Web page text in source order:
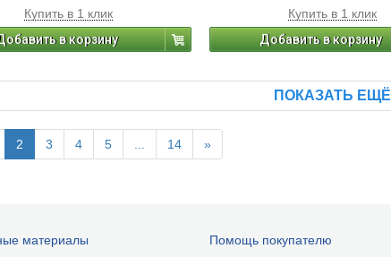
Купить в 1 клик
в корзину
Купить в 1 клик
Добавить в корзину
ПОКАЗАТЬ ЕЩЁ
2 3 4 5 14 »
материалы
Помощь покупателю